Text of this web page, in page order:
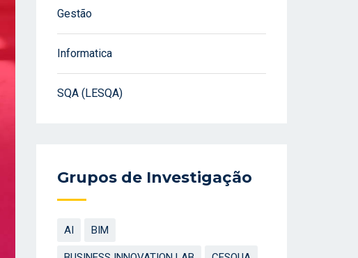
Gestão
Informatica
SQA (LESQA)
Grupos de Investigação
AI BIM